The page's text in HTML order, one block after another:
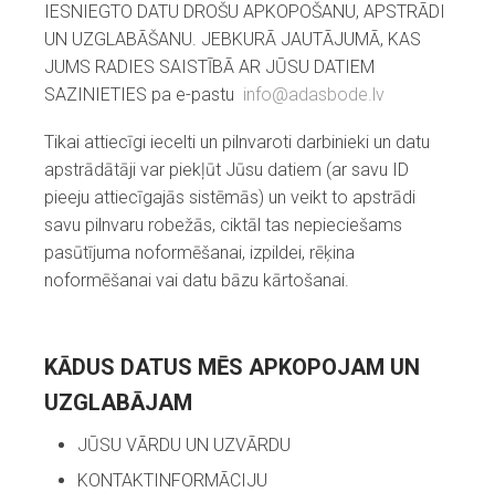
IESNIEGTO DATU DROŠU APKOPOŠANU, APSTRĀDI
UN UZGLABĀŠANU. JEBKURĀ JAUTĀJUMĀ, KAS
JUMS RADIES SAISTĪBĀ AR JŪSU DATIEM
SAZINIETIES pa e-pastu info@adasbode.lv
Tikai attiecīgi iecelti un pilnvaroti darbinieki un datu
apstrādātāji var piekļūt Jūsu datiem (ar savu ID
pieeju attiecīgajās sistēmās) un veikt to apstrādi
savu pilnvaru robežās, ciktāl tas nepieciešams
pasūtījuma noformēšanai, izpildei, rēķina
noformēšanai vai datu bāzu kārtošanai.
KĀDUS DATUS MĒS APKOPOJAM UN
UZGLABĀJAM
JŪSU VĀRDU UN UZVĀRDU
KONTAKTINFORMĀCIJU